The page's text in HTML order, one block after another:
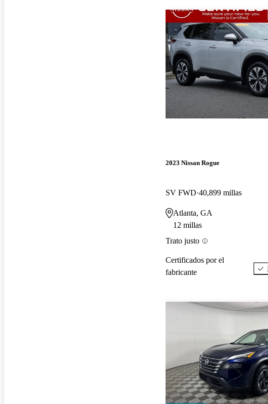
2023 Nissan Rogue
SV FWD 40,899 millas
Atlanta, GA
12 millas
Trato justo
Certificados por el
fabricante